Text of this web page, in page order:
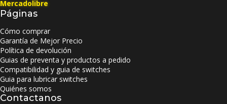
Mercadolibre
Páginas
Cómo comprar
Garantía de Mejor Precio
Política de devolución
Guias de preventa y productos a pedido
Compatibilidad y guia de switches
Guia para lubricar switches
Quiénes somos
Contactanos